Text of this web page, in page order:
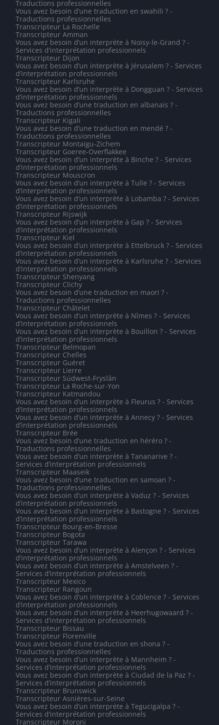
Traductions professionnelles
Vous avez besoin d’une traduction en swahili ? -
Traductions professionnelles
Transcripteur La Rochelle
Transcripteur Amman
Vous avez besoin d’un interprète à Noisy-le-Grand ? -
Services d’interprétation professionnels
Transcripteur Dijon
Vous avez besoin d’un interprète à Jérusalem ? - Services
d’interprétation professionnels
Transcripteur Karlsruhe
Vous avez besoin d’un interprète à Dongguan ? - Services
d’interprétation professionnels
Vous avez besoin d’une traduction en albanais ? -
Traductions professionnelles
Transcripteur Kigali
Vous avez besoin d’une traduction en mendé ? -
Traductions professionnelles
Transcripteur Montaigu-Zichem
Transcripteur Goeree-Overflakkee
Vous avez besoin d’un interprète à Binche ? - Services
d’interprétation professionnels
Transcripteur Mouscron
Vous avez besoin d’un interprète à Tulle ? - Services
d’interprétation professionnels
Vous avez besoin d’un interprète à Lobamba ? - Services
d’interprétation professionnels
Transcripteur Rijswijk
Vous avez besoin d’un interprète à Gap ? - Services
d’interprétation professionnels
Transcripteur Kiel
Vous avez besoin d’un interprète à Ettelbruck ? - Services
d’interprétation professionnels
Vous avez besoin d’un interprète à Karlsruhe ? - Services
d’interprétation professionnels
Transcripteur Shenyang
Transcripteur Clichy
Vous avez besoin d’une traduction en maori ? -
Traductions professionnelles
Transcripteur Châtelet
Vous avez besoin d’un interprète à Nîmes ? - Services
d’interprétation professionnels
Vous avez besoin d’un interprète à Bouillon ? - Services
d’interprétation professionnels
Transcripteur Belmopan
Transcripteur Chelles
Transcripteur Guéret
Transcripteur Lierre
Transcripteur Súdwest-Fryslân
Transcripteur La Roche-sur-Yon
Transcripteur Katmandou
Vous avez besoin d’un interprète à Fleurus ? - Services
d’interprétation professionnels
Vous avez besoin d’un interprète à Annecy ? - Services
d’interprétation professionnels
Transcripteur Brée
Vous avez besoin d’une traduction en héréro ? -
Traductions professionnelles
Vous avez besoin d’un interprète à Tananarive ? -
Services d’interprétation professionnels
Transcripteur Maaseik
Vous avez besoin d’une traduction en samoan ? -
Traductions professionnelles
Vous avez besoin d’un interprète à Vaduz ? - Services
d’interprétation professionnels
Vous avez besoin d’un interprète à Bastogne ? - Services
d’interprétation professionnels
Transcripteur Bourg-en-Bresse
Transcripteur Bogota
Transcripteur Tarawa
Vous avez besoin d’un interprète à Alençon ? - Services
d’interprétation professionnels
Vous avez besoin d’un interprète à Amstelveen ? -
Services d’interprétation professionnels
Transcripteur Mexico
Transcripteur Rangoun
Vous avez besoin d’un interprète à Coblence ? - Services
d’interprétation professionnels
Vous avez besoin d’un interprète à Heerhugowaard ? -
Services d’interprétation professionnels
Transcripteur Bissau
Transcripteur Florenville
Vous avez besoin d’une traduction en shona ? -
Traductions professionnelles
Vous avez besoin d’un interprète à Mannheim ? -
Services d’interprétation professionnels
Vous avez besoin d’un interprète à Ciudad de la Paz ? -
Services d’interprétation professionnels
Transcripteur Brunswick
Transcripteur Asnières-sur-Seine
Vous avez besoin d’un interprète à Tegucigalpa ? -
Services d’interprétation professionnels
Transcripteur Moroni